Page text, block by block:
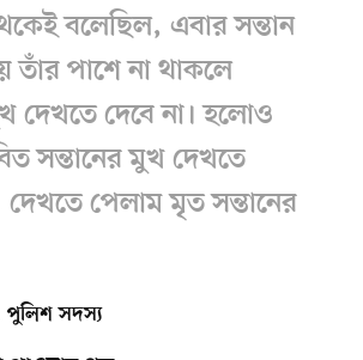
বলেছিল, এবার সন্তান
তাঁর পাশে না থাকলে
দেখতে দেবে না। হলোও
সন্তানের মুখ দেখতে
পেলাম মৃত সন্তানের
পুলিশ সদস্য